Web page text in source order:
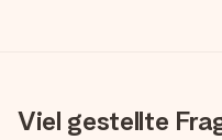
Viel gestellte